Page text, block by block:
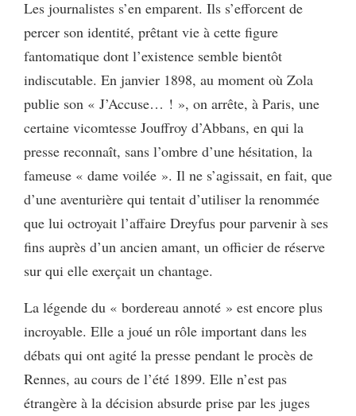
Les journalistes s’en emparent. Ils s’efforcent de
percer son identité, prêtant vie à cette figure
fantomatique dont l’existence semble bientôt
indiscutable. En janvier 1898, au moment où Zola
publie son « J’Accuse… ! », on arrête, à Paris, une
certaine vicomtesse Jouffroy d’Abbans, en qui la
presse reconnaît, sans l’ombre d’une hésitation, la
fameuse « dame voilée ». Il ne s’agissait, en fait, que
d’une aventurière qui tentait d’utiliser la renommée
que lui octroyait l’affaire Dreyfus pour parvenir à ses
fins auprès d’un ancien amant, un officier de réserve
sur qui elle exerçait un chantage.
La légende du « bordereau annoté » est encore plus
incroyable. Elle a joué un rôle important dans les
débats qui ont agité la presse pendant le procès de
Rennes, au cours de l’été 1899. Elle n’est pas
étrangère à la décision absurde prise par les juges